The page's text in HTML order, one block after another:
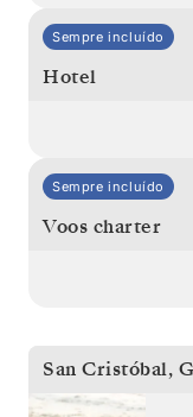
Sempre incluído
Hotel
Sempre incluído
Voos charter
San Cristóbal,